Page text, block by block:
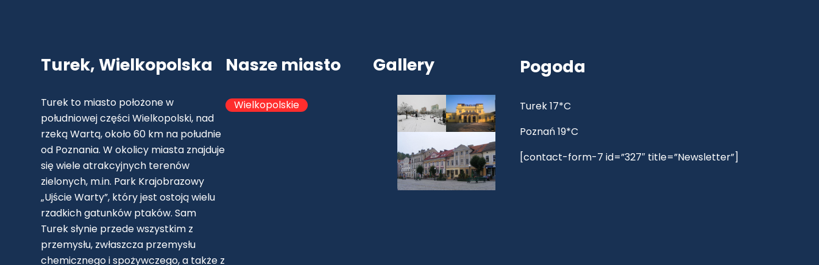
Turek, Wielkopolska
Turek to miasto położone w
południowej części Wielkopolski, nad
rzeką Wartą, około 60 km na południe
od Poznania. W okolicy miasta znajduje
się wiele atrakcyjnych terenów
zielonych, m.in. Park Krajobrazowy
„Ujście Warty”, który jest ostoją wielu
rzadkich gatunków ptaków. Sam
Turek słynie przede wszystkim z
przemysłu, zwłaszcza przemysłu
chemicznego i spożywczego, a także z
Nasze miasto
Wielkopolskie
Gallery Pogoda
Turek 17*C
Poznań 19*C
[contact-form-7 id=”327″ title=”Newsletter”]